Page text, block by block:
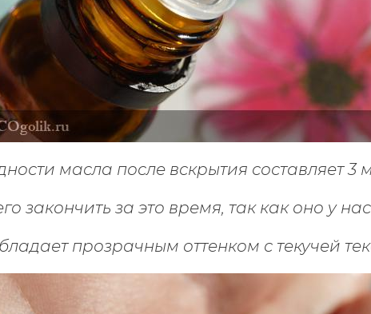
масла после вскрытия составляет 3
закончить за это время, так как оно у
прозрачным оттенком с текучей